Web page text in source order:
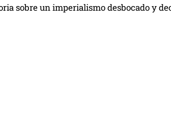
sobre un imperialismo desbocado y